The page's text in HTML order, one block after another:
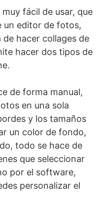
fácil de usar, que
un editor de fotos,
hacer collages de
hacer dos tipos de
de forma manual,
en una sola
y los tamaños
un color de fondo,
todo se hace de
que seleccionar
por el software,
personalizar el